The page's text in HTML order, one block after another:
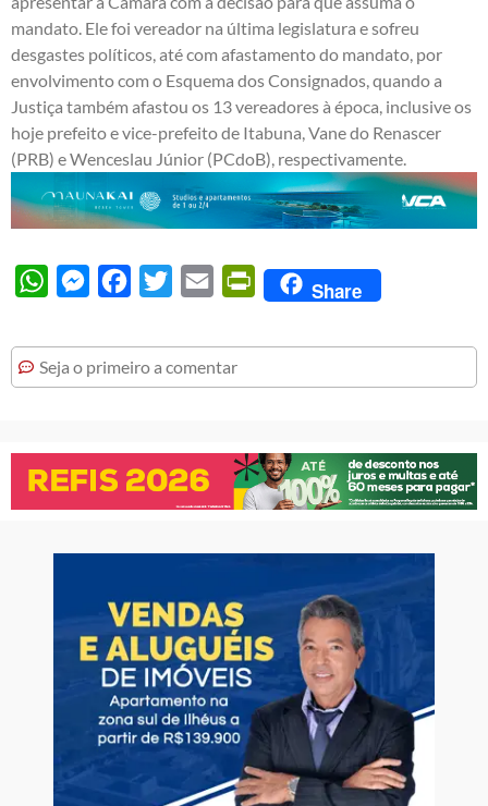
mandato. Ele foi vereador na última legislatura e sofreu
desgastes políticos, até com afastamento do mandato, por
envolvimento com o Esquema dos Consignados, quando a
Justiça também afastou os 13 vereadores à época, inclusive os
hoje prefeito e vice-prefeito de Itabuna, Vane do Renascer
(PRB) e Wenceslau Júnior (PCdoB), respectivamente.
WhatsAppMessengerFacebook
Twitter Email PrintFriendly
Share
Seja o primeiro a comentar